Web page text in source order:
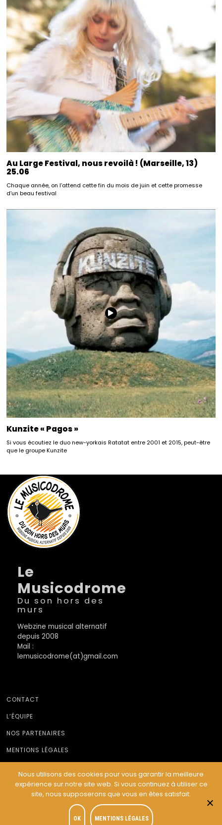
Au Large Festival, nous revoilà ! (Marseille, 13)
25.06
Chaque année, on l’attend cette fin du mois de juin et cette promesse
d’un beau festival
Kunzite « Pagos »
Si vous écoutiez le duo new-yorkais Ratatat entre 2001 et 2015, peut-être
que le groupe Kunzite
Le
Musicodrome
Du son hors des
murs
Webzine musical alternatif
depuis 2008
Mail :
lemusicodrome(at)gmail.com
CONTACT
L’ÉQUIPE
NOS PARTENAIRES
MENTIONS LÉGALES
© Le Musicodrome 2022 - Webdesign :Cereal Concept
Nous utilisons des cookies pour vous garantir la meilleure
expérience sur notre site web. Si vous continuez à utiliser ce
site, nous supposerons que vous en êtes satisfait.
OK MENTIONS LÉGALES